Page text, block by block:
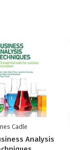
Cadle
Analysis